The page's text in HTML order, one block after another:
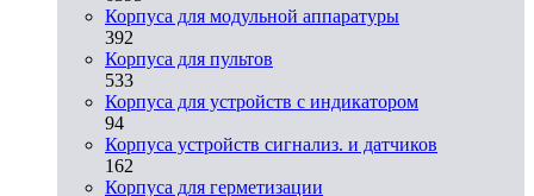
Корпуса для модульной аппаратуры
392
Корпуса для пультов
533
Корпуса для устройств с индикатором
94
Корпуса устройств сигнализ. и датчиков
162
Корпуса для герметизации